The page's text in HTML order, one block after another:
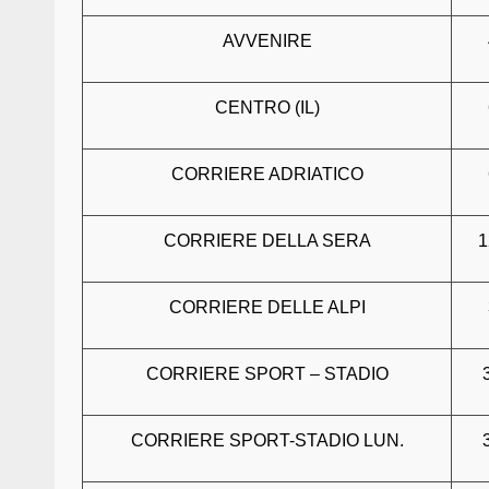
AVVENIRE
CENTRO (IL)
CORRIERE ADRIATICO
CORRIERE DELLA SERA
CORRIERE DELLE ALPI
CORRIERE SPORT – STADIO
CORRIERE SPORT-STADIO LUN.